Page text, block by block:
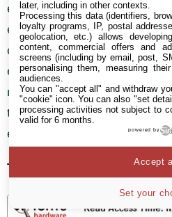
effet d’en utiliser deux fois
empreinte. Un serveur équipé
donc mieux qu’un autre
en termes de performances,
rendement. Reste la question
toujours possible de jouer sur
exemple.
Temps d’accès (lecture/
later, including in other contexts.
Processing this data (identifiers,
loyalty programs, IP, postal
geolocation, etc.) allows
content, commercial offers and
screens (including by email, post,
personalising them, measuring
audiences.
You can "accept all" and withdraw
"cookie" icon. You can also "set
processing activities not subject to
valid for 6 months.
powered by
Set your
Accept